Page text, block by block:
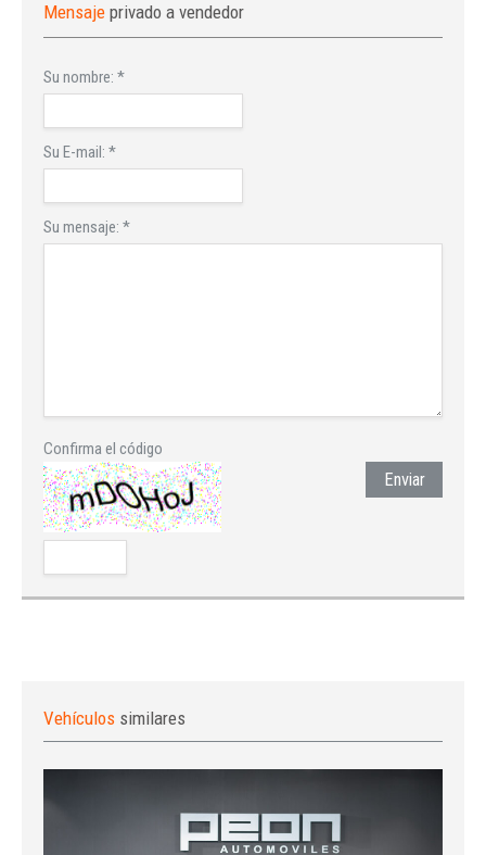
Mensaje privado a vendedor
Su nombre: *
Su E-mail: *
Su mensaje: *
Confirma el código
Enviar
Vehículos similares